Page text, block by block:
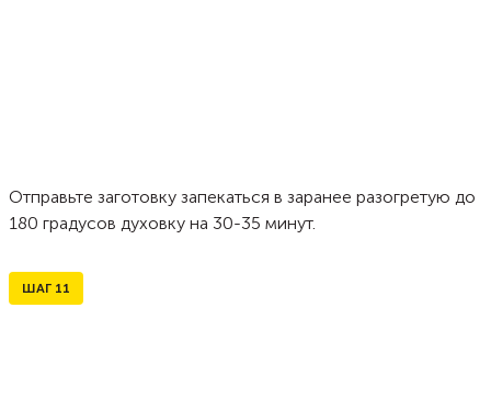
Отправьте заготовку запекаться в заранее разогретую до
180 градусов духовку на 30-35 минут.
ШАГ 11